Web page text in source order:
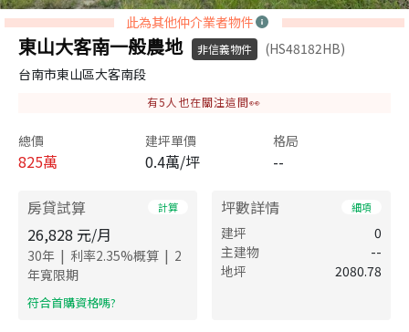
此為其他仲介業者物件
東山大客南一般農地 非信義物件
(HS48182HB)
台南市東山區大客南段
有5 人也在關注這間👀
總價
825萬
建坪單價
0.4萬/坪
格局
--
房貸試算 計算
26,828 元/月
30年 | 利率2.35%概算 | 2
年寬限期
​符合首購資格嗎?
坪數詳情 細項
建坪
0
主建物
--
地坪
2080.78